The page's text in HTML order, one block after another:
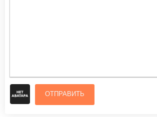
ОТПРАВИТЬ